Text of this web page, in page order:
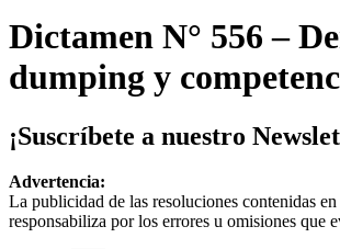
Dictamen N° 556 –
dumping y
¡Suscríbete a nuestro
Advertencia:
La publicidad de las resoluciones contenidas
responsabiliza por los errores u omisiones que